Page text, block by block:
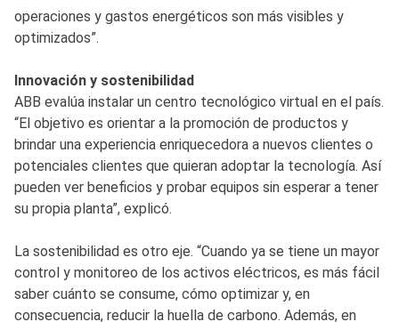
operaciones y gastos energéticos son más visibles y
optimizados”.
Innovación y sostenibilidad
ABB evalúa instalar un centro tecnológico virtual en el país.
“El objetivo es orientar a la promoción de productos y
brindar una experiencia enriquecedora a nuevos clientes o
potenciales clientes que quieran adoptar la tecnología. Así
pueden ver beneficios y probar equipos sin esperar a tener
su propia planta”, explicó.
La sostenibilidad es otro eje. “Cuando ya se tiene un mayor
control y monitoreo de los activos eléctricos, es más fácil
saber cuánto se consume, cómo optimizar y, en
consecuencia, reducir la huella de carbono. Además, en